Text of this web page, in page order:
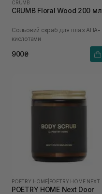
CRUMB
CRUMB Floral Wood 200 мл
Сольовий скраб для тіла з AHA-
кислотами
900₴
POETRY HOME
POETRY HOME Next Door